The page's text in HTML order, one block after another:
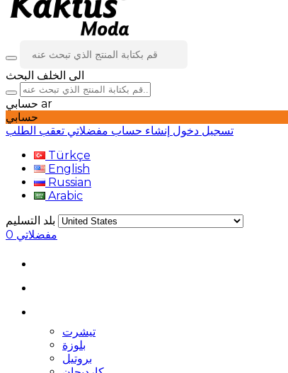
الى الخلف البحث
ar
حسابي
تسجيل دخول إنشاء حساب مفضلاتي تعقب الطلب
Türkçe
English
Russian
Arabic
بلد التسليم
مفضلاتي 0
تيشرت
بلوزة
بروتيل